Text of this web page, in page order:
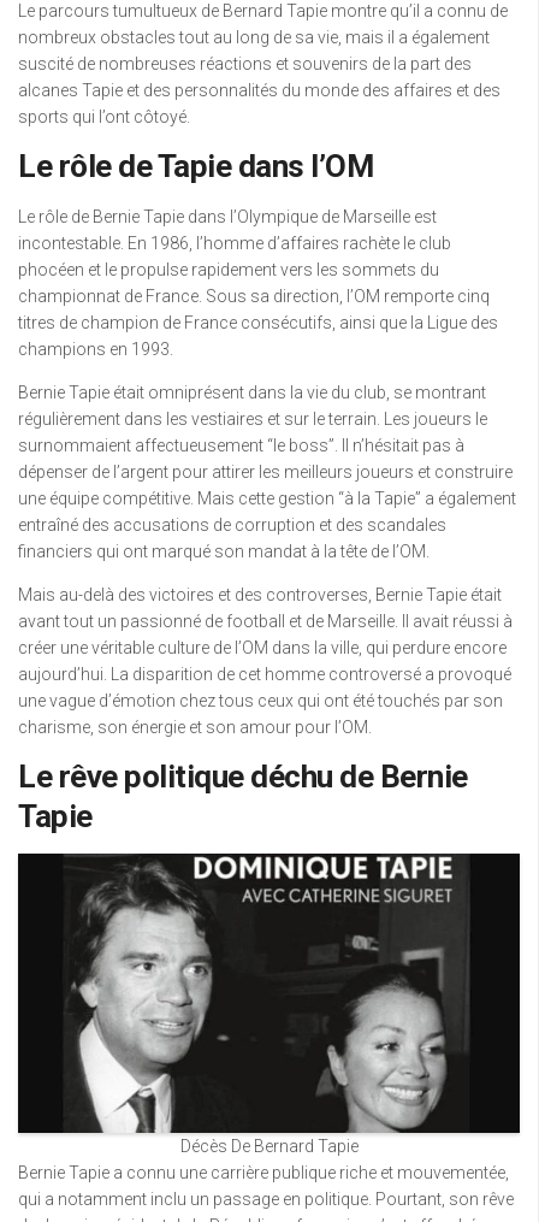
Le parcours tumultueux de Bernard Tapie montre qu’il a connu de
nombreux obstacles tout au long de sa vie, mais il a également
suscité de nombreuses réactions et souvenirs de la part des
alcanes Tapie et des personnalités du monde des affaires et des
sports qui l’ont côtoyé.
Le rôle de Tapie dans l’OM
Le rôle de Bernie Tapie dans l’Olympique de Marseille est
incontestable. En 1986, l’homme d’affaires rachète le club
phocéen et le propulse rapidement vers les sommets du
championnat de France. Sous sa direction, l’OM remporte cinq
titres de champion de France consécutifs, ainsi que la Ligue des
champions en 1993.
Bernie Tapie était omniprésent dans la vie du club, se montrant
régulièrement dans les vestiaires et sur le terrain. Les joueurs le
surnommaient affectueusement “le boss”. Il n’hésitait pas à
dépenser de l’argent pour attirer les meilleurs joueurs et construire
une équipe compétitive. Mais cette gestion “à la Tapie” a également
entraîné des accusations de corruption et des scandales
financiers qui ont marqué son mandat à la tête de l’OM.
Mais au-delà des victoires et des controverses, Bernie Tapie était
avant tout un passionné de football et de Marseille. Il avait réussi à
créer une véritable culture de l’OM dans la ville, qui perdure encore
aujourd’hui. La disparition de cet homme controversé a provoqué
une vague d’émotion chez tous ceux qui ont été touchés par son
charisme, son énergie et son amour pour l’OM.
Le rêve politique déchu de Bernie
Tapie
Décès De Bernard Tapie
Bernie Tapie a connu une carrière publique riche et mouvementée,
qui a notamment inclu un passage en politique. Pourtant, son rêve